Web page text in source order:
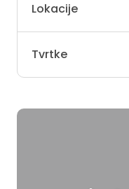
Lokacije
Tvrtke